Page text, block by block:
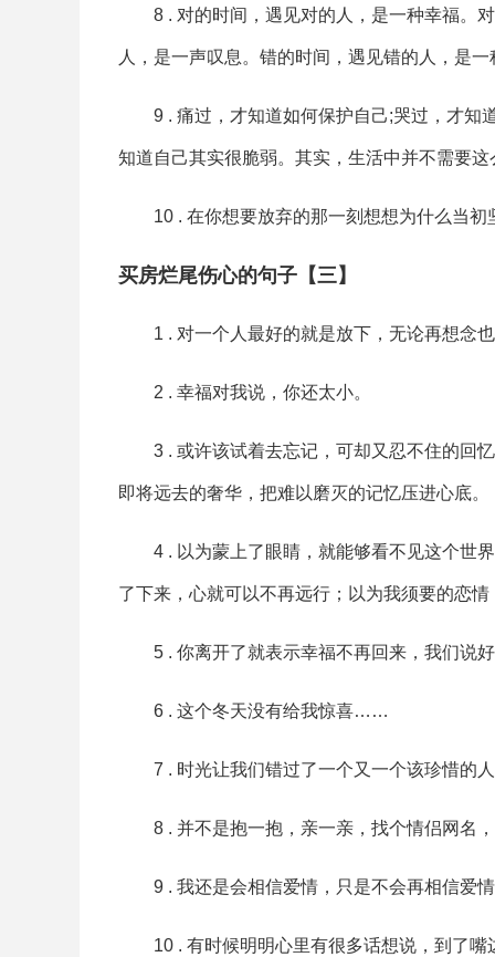
8 . 对的时间，遇见对的人，是一种幸福。
人，是一声叹息。错的时间，遇见错的人，是一
9 . 痛过，才知道如何保护自己;哭过，才知
知道自己其实很脆弱。其实，生活中并不需要
10 . 在你想要放弃的那一刻想想为什么当初
买房烂尾伤心的句子【三】
1 . 对一个人最好的就是放下，无论再想念
2 . 幸福对我说，你还太小。
3 . 或许该试着去忘记，可却又忍不住的回
即将远去的奢华，把难以磨灭的记忆压进心底。
4 . 以为蒙上了眼睛，就能够看不见这个世
了下来，心就可以不再远行；以为我须要的恋
5 . 你离开了就表示幸福不再回来，我们说
6 . 这个冬天没有给我惊喜……
7 . 时光让我们错过了一个又一个该珍惜的
8 . 并不是抱一抱，亲一亲，找个情侣网名
9 . 我还是会相信爱情，只是不会再相信爱
10 . 有时候明明心里有很多话想说，到了嘴